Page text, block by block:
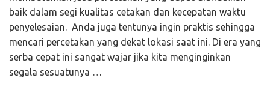
baik dalam segi kualitas cetakan dan kecepatan waktu
penyelesaian. Anda juga tentunya ingin praktis sehingga
mencari percetakan yang dekat lokasi saat ini. Di era yang
serba cepat ini sangat wajar jika kita menginginkan
segala sesuatunya …